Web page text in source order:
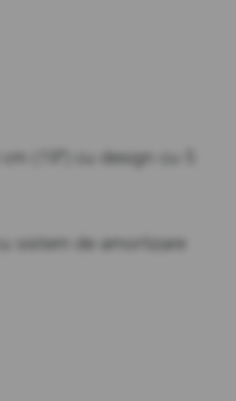
(19") cu design cu 5
sistem de amortizare